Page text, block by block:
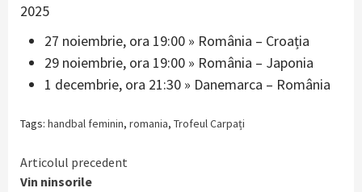
2025
27 noiembrie, ora 19:00 » România – Croația
29 noiembrie, ora 19:00 » România – Japonia
1 decembrie, ora 21:30 » Danemarca – România
Tags: handbal feminin, romania, Trofeul Carpați
Continue
Articolul precedent
Vin ninsorile